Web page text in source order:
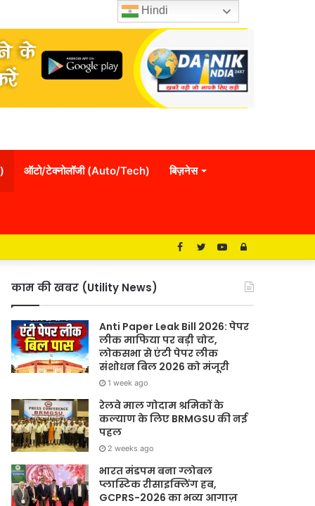
ऑटो/टेक्नोलॉजी (Auto/Tech) बिज़नेस
Log
YouTube
Twitter
Facebook
काम की खबर (Utility News)
Anti Paper Leak Bill 2026: पेपर
लीक माफिया पर बड़ी चोट,
लोकसभा से एंटी पेपर लीक
संशोधन बिल 2026 को मंजूरी
1 week ago
रेलवे माल गोदाम श्रमिकों के
कल्याण के लिए BRMGSU की नई
पहल
2 weeks ago
भारत मंडपम बना ग्लोबल
प्लास्टिक रीसाइक्लिंग हब,
GCPRS-2026 का भव्य आगाज़
Hindi